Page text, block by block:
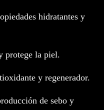
hidratantes y
protege la piel.
y regenerador.
de sebo y